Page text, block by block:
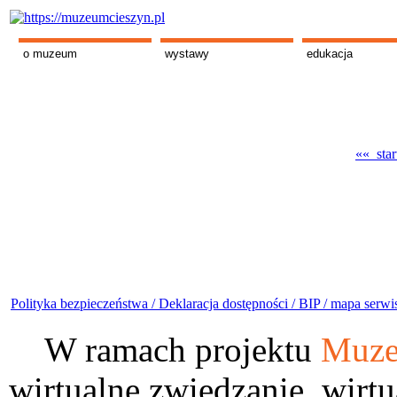
o muzeum wystawy edukacja
««
Polityka bezpieczeństwa /Deklaracja dostępności /BIP /mapa
W ramach projektu